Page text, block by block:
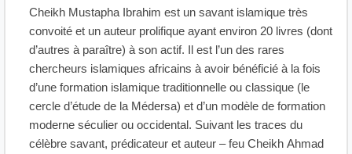
Cheikh Mustapha Ibrahim est un savant islamique très
convoité et un auteur prolifique ayant environ 20 livres (dont
d’autres à paraître) à son actif. Il est l’un des rares
chercheurs islamiques africains à avoir bénéficié à la fois
d’une formation islamique traditionnelle ou classique (le
cercle d’étude de la Médersa) et d’un modèle de formation
moderne séculier ou occidental. Suivant les traces du
célèbre savant, prédicateur et auteur – feu Cheikh Ahmad